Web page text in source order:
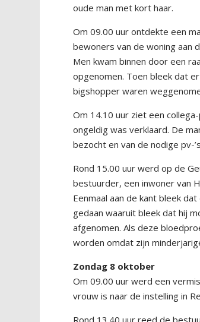
oude man met kort haar.
Om 09.00 uur ontdekte een
bewoners van de woning aan
Men kwam binnen door een
opgenomen. Toen bleek dat
bigshopper waren
Om 14.10 uur ziet een
ongeldig was verklaard. De
bezocht en van de nodige pv-
Rond 15.00 uur werd op de
bestuurder, een inwoner van
Eenmaal aan de kant bleek
gedaan waaruit bleek dat hij
afgenomen. Als deze
worden omdat zijn
Zondag 8 oktober
Om 09.00 uur werd een
vrouw is naar de instelling in